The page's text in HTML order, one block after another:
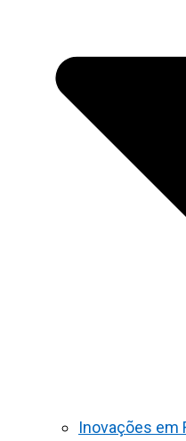
Inovações em